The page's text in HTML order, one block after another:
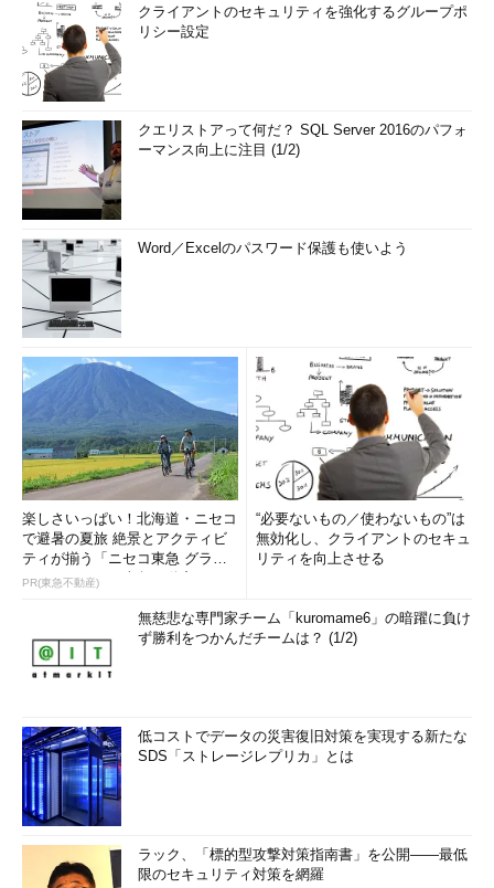
クライアントのセキュリティを強化するグループポ
リシー設定
クエリストアって何だ？ SQL Server 2016のパフォ
ーマンス向上に注目 (1/2)
Word／Excelのパスワード保護も使いよう
楽しさいっぱい！北海道・ニセコ
で避暑の夏旅 絶景とアクティビ
ティが揃う「ニセコ東急 グラ
ン・ヒラフ」～東急不動産
PR(東急不動産)
“必要ないもの／使わないもの”は
無効化し、クライアントのセキュ
リティを向上させる
無慈悲な専門家チーム「kuromame6」の暗躍に負け
ず勝利をつかんだチームは？ (1/2)
低コストでデータの災害復旧対策を実現する新たな
SDS「ストレージレプリカ」とは
ラック、「標的型攻撃対策指南書」を公開――最低
限のセキュリティ対策を網羅